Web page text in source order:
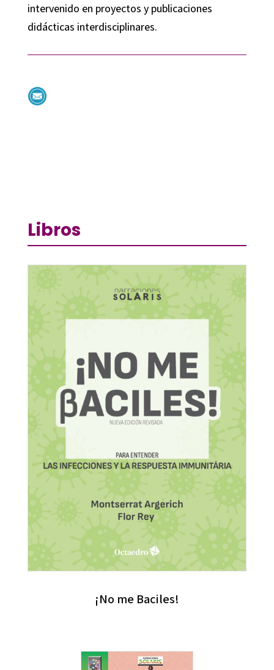
intervenido en proyectos y publicaciones
didácticas interdisciplinares.
Libros
¡No me Baciles!